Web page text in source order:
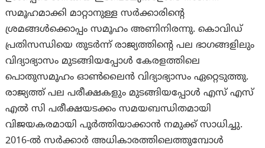
സമൂഹമാക്കി മാറ്റാനുള്ള സർക്കാരിന്റെ
ശ്രമങ്ങൾക്കൊപ്പം സമൂഹം അണിനിരന്നു. കൊവിഡ്
പ്രതിസന്ധിയെ തുടർന്ന് രാജ്യത്തിന്റെ പല ഭാഗങ്ങളിലും
വിദ്യാഭ്യാസം മുടങ്ങിയപ്പോൾ കേരളത്തിലെ
പൊതുസമൂഹം ഓൺലൈൻ വിദ്യാഭ്യാസം ഏറ്റെടുത്തു.
രാജ്യത്ത് പല പരീക്ഷകളും മുടങ്ങിയപ്പോൾ എസ് എസ്
എൽ സി പരീക്ഷയടക്കം സമയബന്ധിതമായി
വിജയകരമായി പൂർത്തിയാക്കാൻ നമുക്ക് സാധിച്ചു.
2016-ൽ സർക്കാർ അധികാരത്തിലെത്തുമ്പോൾ